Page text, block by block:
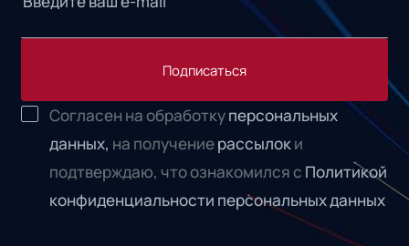
Подписаться
Согласен на обработкуперсональных
данных, на получениерассылоки
подтверждаю, что ознакомился с Политикой
конфиденциальности персональных данных